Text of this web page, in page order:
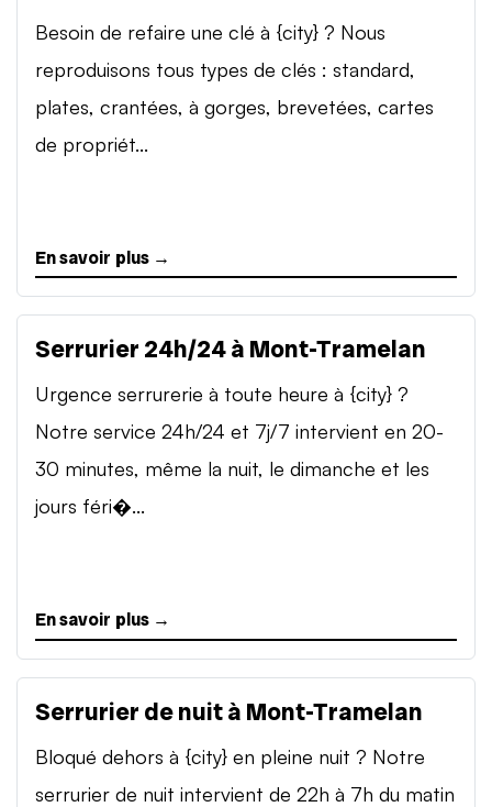
Besoin de refaire une clé à {city} ? Nous
reproduisons tous types de clés : standard,
plates, crantées, à gorges, brevetées, cartes
de propriét...
En savoir plus →
Serrurier 24h/24 à Mont-Tramelan
Urgence serrurerie à toute heure à {city} ?
Notre service 24h/24 et 7j/7 intervient en 20-
30 minutes, même la nuit, le dimanche et les
jours féri�...
En savoir plus →
Serrurier de nuit à Mont-Tramelan
Bloqué dehors à {city} en pleine nuit ? Notre
serrurier de nuit intervient de 22h à 7h du matin